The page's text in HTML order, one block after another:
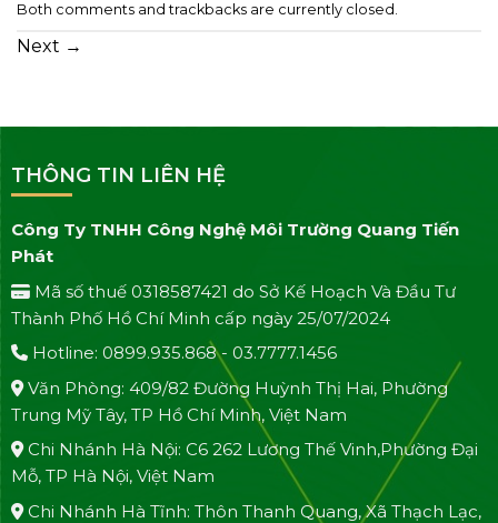
Both comments and trackbacks are currently closed.
Next →
THÔNG TIN LIÊN HỆ
Công Ty TNHH Công Nghệ Môi Trường Quang Tiến
Phát
Mã số thuế 0318587421 do Sở Kế Hoạch Và Đầu Tư
Thành Phố Hồ Chí Minh cấp ngày 25/07/2024
Hotline: 0899.935.868 - 03.7777.1456
Văn Phòng: 409/82 Đường Huỳnh Thị Hai, Phường
Trung Mỹ Tây, TP Hồ Chí Minh, Việt Nam
Chi Nhánh Hà Nội: C6 262 Lương Thế Vinh,Phường Đại
Mỗ, TP Hà Nội, Việt Nam
Chi Nhánh Hà Tĩnh: Thôn Thanh Quang, Xã Thạch Lạc,